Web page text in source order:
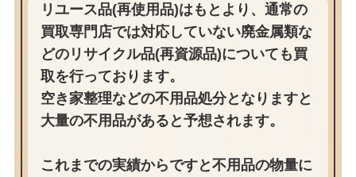
リユース品(再使用品)はもとより、通常の
買取専門店では対応していない廃金属類な
どのリサイクル品(再資源品)についても買
取を行っております。
空き家整理などの不用品処分となりますと
大量の不用品があると予想されます。
これまでの実績からですと不用品の物量に